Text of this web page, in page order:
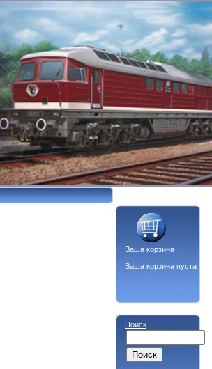
Ваша корзина
Ваша корзина пуста
Поиск